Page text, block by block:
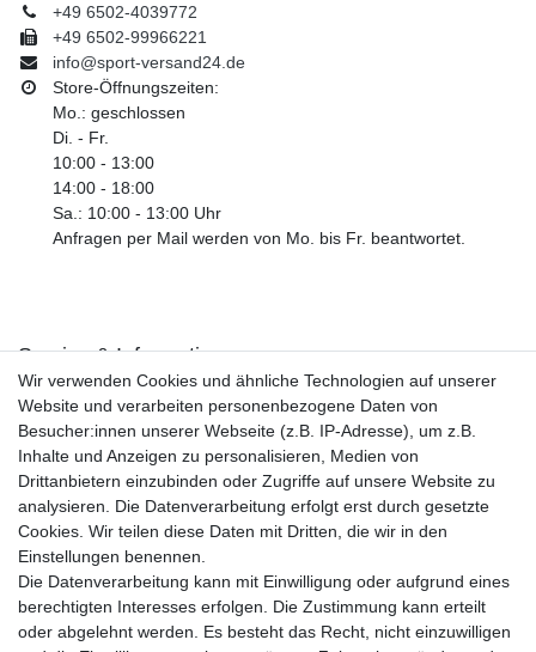
+49 6502-4039772
+49 6502-99966221
info@sport-versand24.de
Store-Öffnungszeiten:
Mo.: geschlossen
Di. - Fr.
10:00 - 13:00
14:00 - 18:00
Sa.: 10:00 - 13:00 Uhr
Anfragen per Mail werden von Mo. bis Fr. beantwortet.
Service & Informationen
Kontakt
Retouren
Widerrufsrecht
Widerrufs­formular
Impressum
Daten­schutz­erklärung
AGB
Größentabelle
Kataloge
Barrierefreiheitserklärung
Sicherheitsinformationen
Wir verwenden Cookies und ähnliche Technologien auf unserer
Website und verarbeiten personenbezogene Daten von
Besucher:innen unserer Webseite (z.B. IP-Adresse), um z.B.
Inhalte und Anzeigen zu personalisieren, Medien von
Drittanbietern einzubinden oder Zugriffe auf unsere Website zu
analysieren. Die Datenverarbeitung erfolgt erst durch gesetzte
Cookies. Wir teilen diese Daten mit Dritten, die wir in den
Einstellungen benennen.
Die Datenverarbeitung kann mit Einwilligung oder aufgrund eines
berechtigten Interesses erfolgen. Die Zustimmung kann erteilt
oder abgelehnt werden. Es besteht das Recht, nicht einzuwilligen